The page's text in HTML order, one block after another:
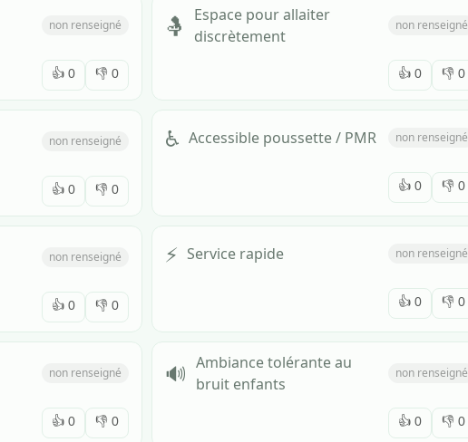
non renseigné
👍 0 👎 0
🤱
Espace pour allaiter
discrètement
non renseigné
👍 0 👎 0
non renseigné
👍 0 👎 0
♿ Accessible poussette / PMR non renseigné
👍 0 👎 0
non renseigné
👍 0 👎 0
⚡ Service rapide non renseigné
👍 0 👎 0
non renseigné
👍 0 👎 0
🔊 Ambiance tolérante au
bruit enfants
non renseigné
👍 0 👎 0